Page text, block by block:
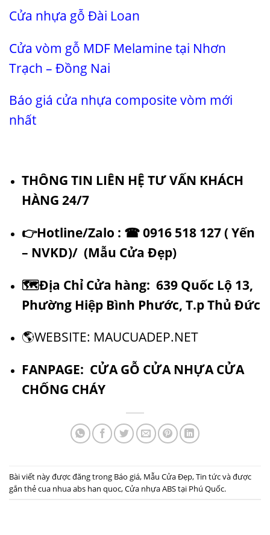
Cửa nhựa gỗ Đài Loan
Cửa vòm gỗ MDF Melamine tại Nhơn
Trạch – Đồng Nai
Báo giá cửa nhựa composite vòm mới
nhất
THÔNG TIN LIÊN HỆ TƯ VẤN KHÁCH
HÀNG 24/7
👉Hotline/Zalo : ☎0916 518 127 ( Yến
– NVKD)/ (Mẫu Cửa Đẹp)
🗺Địa Chỉ Cửa hàng: 639 Quốc Lộ 13,
Phường Hiệp Bình Phước, T.p Thủ Đức
🌎WEBSITE: MAUCUADEP.NET
FANPAGE: CỬA GỖ CỬA NHỰA CỬA
CHỐNG CHÁY
Bài viết này được đăng trong Báo giá, Mẫu Cửa Đẹp,Tin tứcvà được
gắn thẻcua nhua abs han quoc,Cửa nhựa ABS tại Phú Quốc.